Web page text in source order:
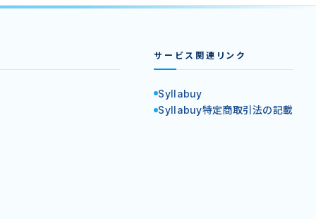
サービス関連リンク
Syllabuy
Syllabuy特定商取引法の記載